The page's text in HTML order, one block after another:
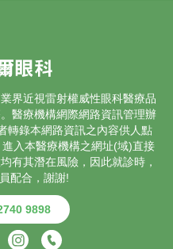
界近視雷射權威性眼科醫療品
醫療機構網際網路資訊管理辦
轉錄本網路資訊之內容供人點
入本醫療機構之網址(域)直接
有其潛在風險，因此就診時，
配合，謝謝!
9898